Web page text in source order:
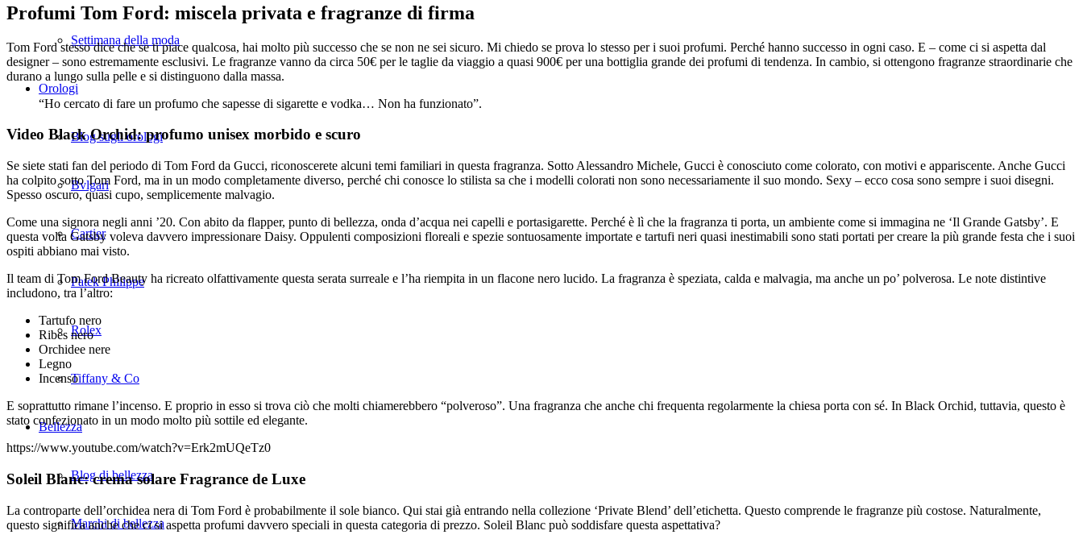
Settimana della moda
Orologi
Blog sugli orologi
Bvlgari
Cartier
Patek Philippe
Rolex
Tiffany & Co
Bellezza
Blog di bellezza
Marchi di bellezza
Profumi Tom Ford: miscela privata e fragranze di firma
Tom Ford stesso dice che se ti piace qualcosa, hai molto più successo che se non ne sei sicuro. Mi chiedo se prova lo stesso per i suoi profumi. Perché hanno successo in ogni caso. E – come ci si aspetta dal
designer – sono estremamente esclusivi. Le fragranze vanno da circa 50€ per le taglie da viaggio a quasi 900€ per una bottiglia grande dei profumi di tendenza. In cambio, si ottengono fragranze straordinarie che
durano a lungo sulla pelle e si distinguono dalla massa.
“Ho cercato di fare un profumo che sapesse di sigarette e vodka… Non ha funzionato”.
Video Black Orchid: profumo unisex morbido e scuro
Se siete stati fan del periodo di Tom Ford da Gucci, riconoscerete alcuni temi familiari in questa fragranza. Sotto Alessandro Michele, Gucci è conosciuto come colorato, con motivi e appariscente. Anche Gucci
ha colpito sotto Tom Ford, ma in un modo completamente diverso, perché chi conosce lo stilista sa che i modelli colorati non sono necessariamente il suo mondo. Sexy – ecco cosa sono sempre i suoi disegni.
Spesso oscuro, quasi cupo, semplicemente malvagio.
Come una signora negli anni ’20. Con abito da flapper, punto di bellezza, onda d’acqua nei capelli e portasigarette. Perché è lì che la fragranza ti porta, un ambiente come si immagina ne ‘Il Grande Gatsby’. E
questa volta Gatsby voleva davvero impressionare Daisy. Oppulenti composizioni floreali e spezie sontuosamente importate e tartufi neri quasi inestimabili sono stati portati per creare la più grande festa che i suoi
ospiti abbiano mai visto.
Il team di Tom Ford Beauty ha ricreato olfattivamente questa serata surreale e l’ha riempita in un flacone nero lucido. La fragranza è speziata, calda e malvagia, ma anche un po’ polverosa. Le note distintive
includono, tra l’altro:
Tartufo nero
Ribes nero
Orchidee nere
Legno
Incenso
E soprattutto rimane l’incenso. E proprio in esso si trova ciò che molti chiamerebbero “polveroso”. Una fragranza che anche chi frequenta regolarmente la chiesa porta con sé. In Black Orchid, tuttavia, questo è
stato confezionato in un modo molto più sottile ed elegante.
https://www.youtube.com/watch?v=Erk2mUQeTz0
Soleil Blanc: crema solare Fragrance de Luxe
La controparte dell’orchidea nera di Tom Ford è probabilmente il sole bianco. Qui stai già entrando nella collezione ‘Private Blend’ dell’etichetta. Questo comprende le fragranze più costose. Naturalmente,
questo significa anche che ci si aspetta profumi davvero speciali in questa categoria di prezzo. Soleil Blanc può soddisfare questa aspettativa?